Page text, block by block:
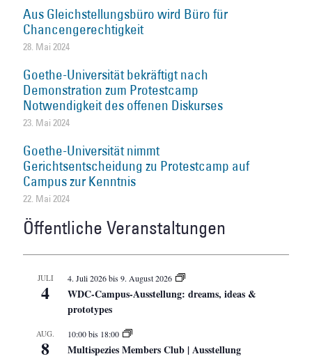
Aus Gleichstellungsbüro wird Büro für
Chancengerechtigkeit
28. Mai 2024
Goethe-Universität bekräftigt nach
Demonstration zum Protestcamp
Notwendigkeit des offenen Diskurses
23. Mai 2024
Goethe-Universität nimmt
Gerichtsentscheidung zu Protestcamp auf
Campus zur Kenntnis
22. Mai 2024
Öffentliche Veranstaltungen
JULI
4
4. Juli 2026bis9. August 2026
WDC-Campus-Ausstellung: dreams, ideas &
prototypes
AUG.
8
10:00bis 18:00
Multispezies Members Club | Ausstellung